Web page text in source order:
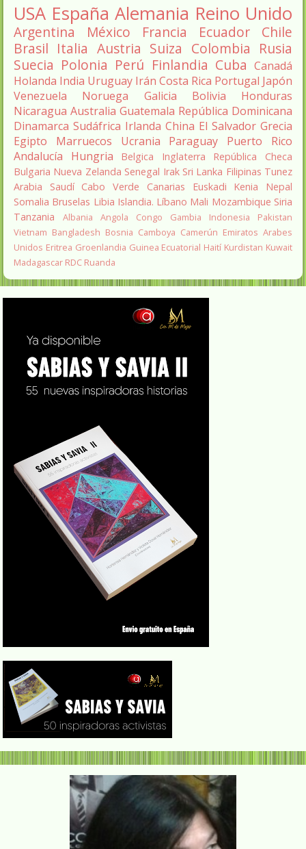
USA España Alemania Reino Unido
Argentina México Francia Ecuador
Chile
Brasil Italia Austria Suiza Colombia Rusia
Suecia Polonia Perú Finlandia Cuba Canadá
Holanda India Uruguay Irán Costa Rica Portugal Japón
Venezuela
Noruega Galicia Bolivia
Honduras
Nicaragua Australia Guatemala República Dominicana
Dinamarca Sudáfrica Irlanda China El Salvador Grecia
Egipto
Marruecos Ucrania Paraguay
Puerto Rico
Andalucía
Hungria Belgica Inglaterra
República Checa
Bulgaria Nueva Zelanda Senegal Irak Sri Lanka Filipinas Tunez
Arabia Saudí Cabo Verde Canarias Euskadi Kenia
Nepal
Somalia Bruselas Libia Islandia. Líbano Mali Mozambique Siria
Tanzania
Albania Angola Congo Gambia Indonesia
Pakistan
Vietnam Bangladesh Bosnia Camboya Camerún Emiratos Arabes
Unidos Eritrea Groenlandia Guinea Ecuatorial Haití Kurdistan Kuwait
Madagascar RDC Ruanda